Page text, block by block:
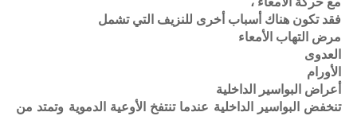
فقد تكون هناك أسباب أخرى للنزيف التي تشمل
مرض التهاب الأمعاء
العدوى
الأورام
أعراض البواسير الداخلية
تنخفض البواسير الداخلية عندما تنتفخ الأوعية الدموية وتمتد من